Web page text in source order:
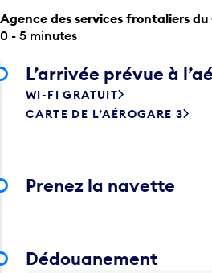
Agence des services frontaliers du
0 - 5 minutes
L’arrivée prévue à
WI-FI GRATUIT
CARTE DE L’AÉROGARE 3
Prenez la navette
Dédouanement